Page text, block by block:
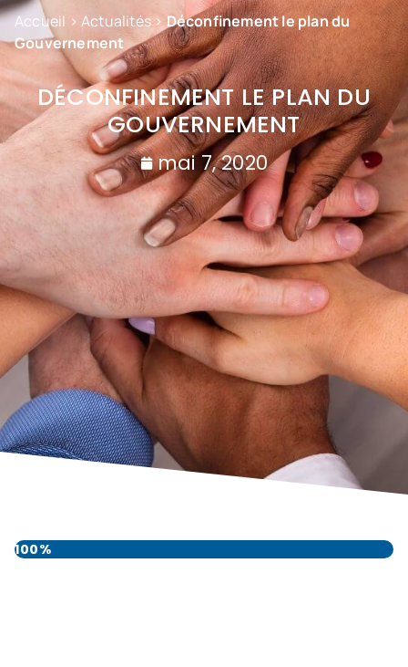
Accueil >Actualités >Déconfinement le plan du
Gouvernement
DÉCONFINEMENT LE PLAN DU
GOUVERNEMENT
mai 7, 2020
100%